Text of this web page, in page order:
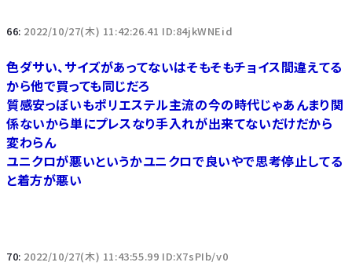
66: 2022/10/27(木) 11:42:26.41 ID:84jkWNEid
色ダサい、サイズがあってないはそもそもチョイス間違えてる
から他で買っても同じだろ
質感安っぽいもポリエステル主流の今の時代じゃあんまり関
係ないから単にプレスなり手入れが出来てないだけだから
変わらん
ユニクロが悪いというかユニクロで良いやで思考停止してる
と着方が悪い
70: 2022/10/27(木) 11:43:55.99 ID:X7sPIb/v0